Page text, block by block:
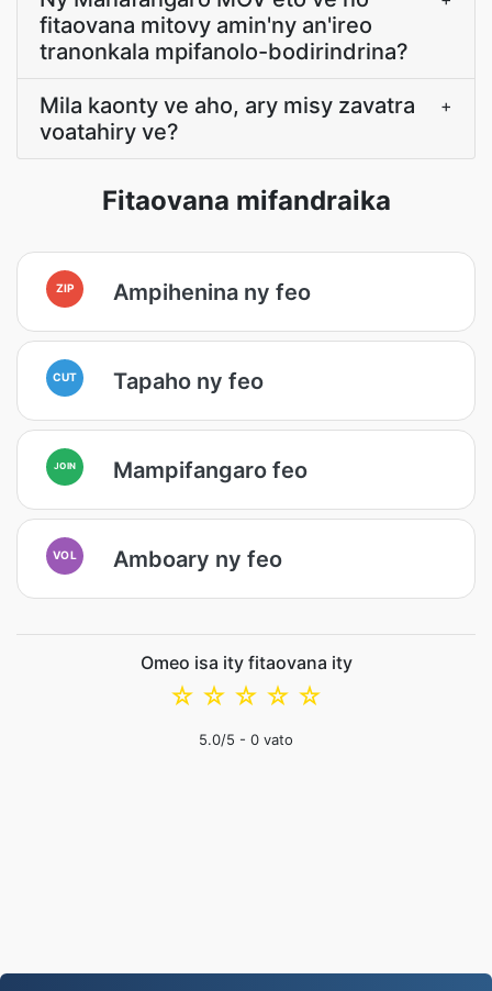
fitaovana mitovy amin'ny an'ireo
tranonkala mpifanolo-bodirindrina?
Mila kaonty ve aho, ary misy zavatra
voatahiry ve?
+
Fitaovana mifandraika
ZIP Ampihenina ny feo
CUT Tapaho ny feo
JOIN Mampifangaro feo
VOL Amboary ny feo
Omeo isa ity fitaovana ity
☆
☆
☆
☆
☆
5.0/5 - 0 vato